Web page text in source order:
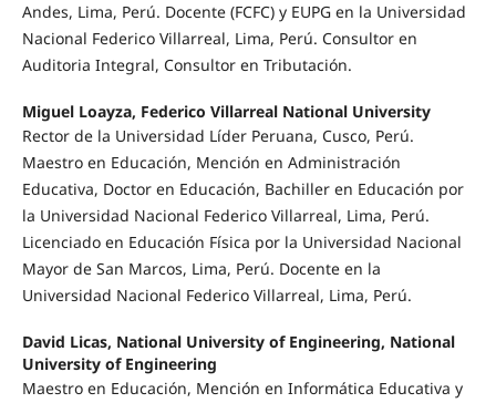
Andes, Lima, Perú. Docente (FCFC) y EUPG en la Universidad
Nacional Federico Villarreal, Lima, Perú. Consultor en
Auditoria Integral, Consultor en Tributación.
Miguel Loayza, Federico Villarreal National University
Rector de la Universidad Líder Peruana, Cusco, Perú.
Maestro en Educación, Mención en Administración
Educativa, Doctor en Educación, Bachiller en Educación por
la Universidad Nacional Federico Villarreal, Lima, Perú.
Licenciado en Educación Física por la Universidad Nacional
Mayor de San Marcos, Lima, Perú. Docente en la
Universidad Nacional Federico Villarreal, Lima, Perú.
David Licas, National University of Engineering, National
University of Engineering
Maestro en Educación, Mención en Informática Educativa y